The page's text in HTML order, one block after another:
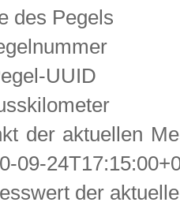
des Pegels
UUID
der aktuellen
09-
der